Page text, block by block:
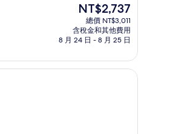
現
價
格
NT$2,737
NT$2,737
總價 NT$3,011
含稅金和其他費用
8 月 24 日 - 8 月 25 日